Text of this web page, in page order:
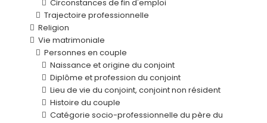
Circonstances de fin d'emploi
Trajectoire professionnelle
Religion
Vie matrimoniale
Personnes en couple
Naissance et origine du conjoint
Diplôme et profession du conjoint
Lieu de vie du conjoint, conjoint non résident
Histoire du couple
Catégorie socio-professionnelle du père du